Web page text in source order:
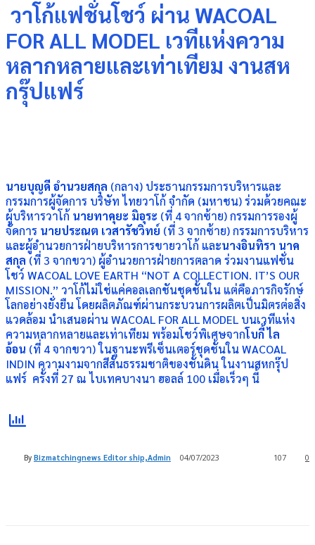
วาโก้แฟชั่นโชว์ ผ่าน WACOAL
FOR ALL MODEL เวทีแห่งความ
หลากหลายและเท่าเทียม งานสห
กรุ๊ปแฟร์
นายบุญดี อำนวยสกุล (กลาง) ประธานกรรมการบริหารและ
กรรมการผู้จัดการ บริษัท ไทยวาโก้ จำกัด (มหาชน) ร่วมด้วยคณะ
ผู้บริหารวาโก้ นายทาคุยะ มิอุระ (ที่ 4 จากซ้าย) กรรมการรองผู้
จัดการ นายประณต เวสารัชวิทย์ (ที่ 3 จากซ้าย) กรรมการบริหาร
และผู้อำนวยการฝ่ายบริหารการขายวาโก้ และนางอินทิรา นาค
สกุล (ที่ 3 จากขวา) ผู้อำนวยการฝ่ายการตลาด ร่วมงานแฟชั่น
โชว์ WACOAL LOVE EARTH “NOT A COLLECTION. IT’S OUR
MISSION.” วาโก้ไม่ใช่แค่คอลเลกชันชุดชั้นใน แต่คือภารกิจรักษ์
โลกอย่างยั่งยืน โดยผลิตภัณฑ์ผ่านกระบวนการผลิตเป็นมิตรต่อสิ่ง
แวดล้อม นำเสนอผ่าน WACOAL FOR ALL MODEL บนเวทีแห่ง
ความหลากหลายและเท่าเทียม พร้อมโชว์พิเศษจากโบกี้ ไล
อ้อน (ที่ 4 จากขวา) ในฐานะพรีเซ็นเตอร์ชุดชั้นในWACOAL
INDIN ความงามจากสีสันธรรมชาติของชั้นดิน ในงานสหกรุ๊ป
แฟร์ ครั้งที่ 27 ณ ไบเทคบางนา ฮอลล์ 100 เมื่อเร็วๆ นี้
By Bizmatchingnews Editor ship,Admin 04/07/2023 0
107